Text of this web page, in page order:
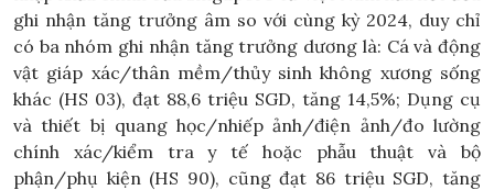
ghi nhận tăng trưởng âm so với cùng kỳ 2024, duy chỉ
có ba nhóm ghi nhận tăng trưởng dương là: Cá và động
vật giáp xác/thân mềm/thủy sinh không xương sống
khác (HS 03), đạt 88,6 triệu SGD, tăng 14,5%; Dụng cụ
và thiết bị quang học/nhiếp ảnh/điện ảnh/đo lường
chính xác/kiểm tra y tế hoặc phẫu thuật và bộ
phận/phụ kiện (HS 90), cũng đạt 86 triệu SGD, tăng